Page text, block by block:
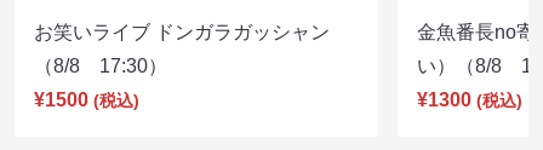
お笑いライブ ドンガラガッシャン
（8/8 17:30）
¥1500 (税込)
金魚番長no寄
い）（8/8
¥1300 (税込)